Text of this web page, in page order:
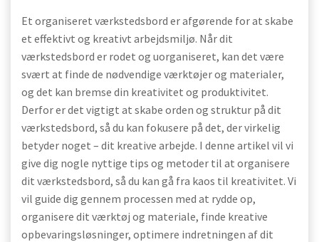
Et organiseret værkstedsbord er afgørende for at skabe
et effektivt og kreativt arbejdsmiljø. Når dit
værkstedsbord er rodet og uorganiseret, kan det være
svært at finde de nødvendige værktøjer og materialer,
og det kan bremse din kreativitet og produktivitet.
Derfor er det vigtigt at skabe orden og struktur på dit
værkstedsbord, så du kan fokusere på det, der virkelig
betyder noget – dit kreative arbejde. I denne artikel vil vi
give dig nogle nyttige tips og metoder til at organisere
dit værkstedsbord, så du kan gå fra kaos til kreativitet. Vi
vil guide dig gennem processen med at rydde op,
organisere dit værktøj og materiale, finde kreative
opbevaringsløsninger, optimere indretningen af dit